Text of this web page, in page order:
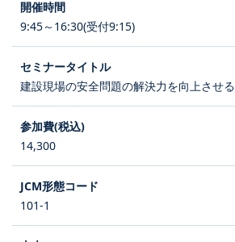
9:45～16:30(受付9:15)
建設現場の安全問題の解決力を向上させる
14,300
101-1